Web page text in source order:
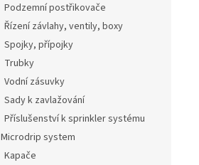
Podzemní postřikovače
Řízení závlahy, ventily, boxy
Spojky, přípojky
Trubky
Vodní zásuvky
Sady k zavlažování
Příslušenství k sprinkler systému
Microdrip system
Kapače